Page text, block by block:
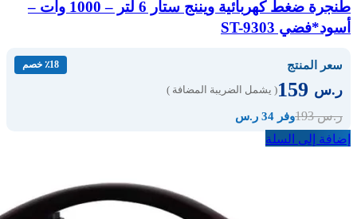
طنجرة ضغط كهربائية ويننج ستار 6 لتر – 1000 وات –
أسود*فضي ST-9303
سعر المنتج ٪18 خصم
ر.س ( يشمل الضريبة المضافة )
ر.س193 وفر 34 ر.س
إضافة إلى السلة